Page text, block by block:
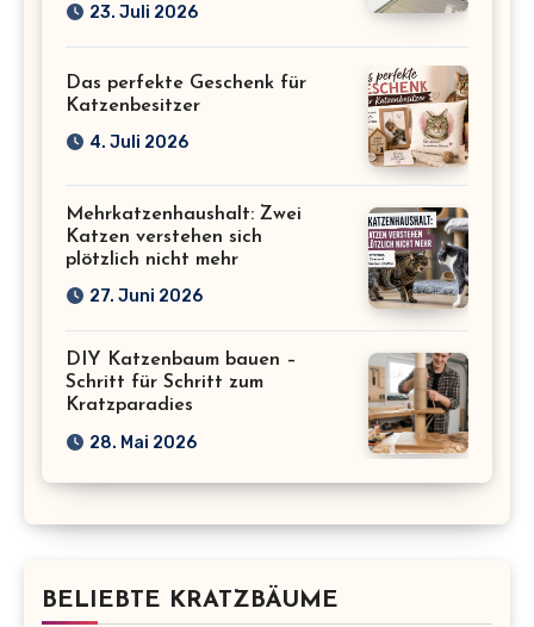
23. Juli 2026
Das perfekte Geschenk für
Katzenbesitzer
4. Juli 2026
Mehrkatzenhaushalt: Zwei
Katzen verstehen sich
plötzlich nicht mehr
27. Juni 2026
DIY Katzenbaum bauen –
Schritt für Schritt zum
Kratzparadies
28. Mai 2026
BELIEBTE KRATZBÄUME